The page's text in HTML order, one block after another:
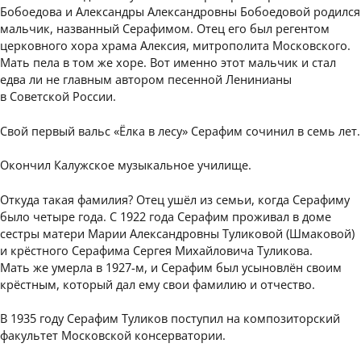
Бобоедова и Александры Александровны Бобоедовой родился
мальчик, названный Серафимом. Отец его был регентом
церковного хора храма Алексия, митрополита Московского.
Мать пела в том же хоре. Вот именно этот мальчик и стал
едва ли не главным автором песенной Ленинианы
в Советской России.
Свой первый вальс «Ёлка в лесу» Серафим сочинил в семь лет.
Окончил Калужское музыкальное училище.
Откуда такая фамилия? Отец ушёл из семьи, когда Серафиму
было четыре года. С 1922 года Серафим проживал в доме
сестры матери Марии Александровны Туликовой (Шмаковой)
и крёстного Серафима Сергея Михайловича Туликова.
Мать же умерла в 1927-м, и Серафим был усыновлён своим
крёстным, который дал ему свои фамилию и отчество.
В 1935 году Серафим Туликов поступил на композиторский
факультет Московской консерватории.